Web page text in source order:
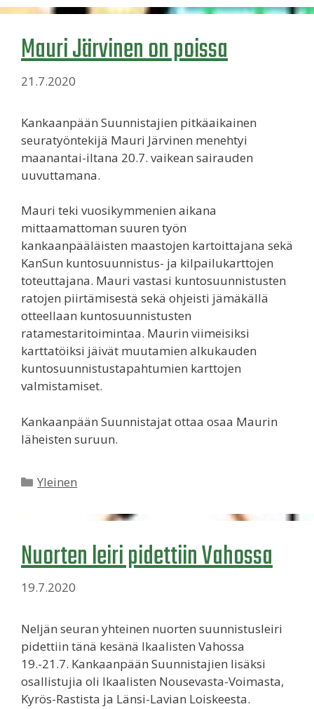
Mauri Järvinen on poissa
21.7.2020
Kankaanpään Suunnistajien pitkäaikainen
seuratyöntekijä Mauri Järvinen menehtyi
maanantai-iltana 20.7. vaikean sairauden
uuvuttamana.
Mauri teki vuosikymmenien aikana
mittaamattoman suuren työn
kankaanpääläisten maastojen kartoittajana sekä
KanSun kuntosuunnistus- ja kilpailukarttojen
toteuttajana. Mauri vastasi kuntosuunnistusten
ratojen piirtämisestä sekä ohjeisti jämäkällä
otteellaan kuntosuunnistusten
ratamestaritoimintaa. Maurin viimeisiksi
karttatöiksi jäivät muutamien alkukauden
kuntosuunnistustapahtumien karttojen
valmistamiset.
Kankaanpään Suunnistajat ottaa osaa Maurin
läheisten suruun.
Kategoriat
Yleinen
Nuorten leiri pidettiin Vahossa
19.7.2020
Neljän seuran yhteinen nuorten suunnistusleiri
pidettiin tänä kesänä Ikaalisten Vahossa
19.-21.7. Kankaanpään Suunnistajien lisäksi
osallistujia oli Ikaalisten Nousevasta-Voimasta,
Kyrös-Rastista ja Länsi-Lavian Loiskeesta.